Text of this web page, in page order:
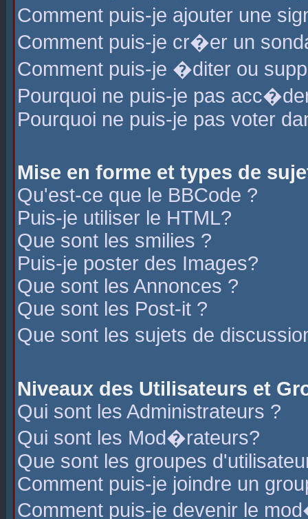
Comment puis-je ajouter une
Comment puis-je cr�er un
Comment puis-je �diter ou
Pourquoi ne puis-je pas
Pourquoi ne puis-je pas voter
Mise en forme et types de
Qu'est-ce que le BBCode ?
Puis-je utiliser le HTML?
Que sont les smilies ?
Puis-je poster des Images?
Que sont les Annonces ?
Que sont les Post-it ?
Que sont les sujets de
Niveaux des Utilisateurs et
Qui sont les Administrateurs ?
Qui sont les Mod�rateurs?
Que sont les groupes
Comment puis-je joindre un
Comment puis-je devenir le